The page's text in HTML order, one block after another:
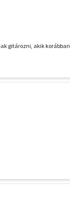
gitározni, akik korábban